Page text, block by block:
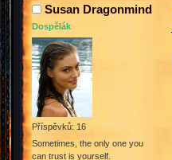
Susan Dragonmind
Dospělák
Příspěvků: 16
Sometimes, the only one you
can trust is yourself.